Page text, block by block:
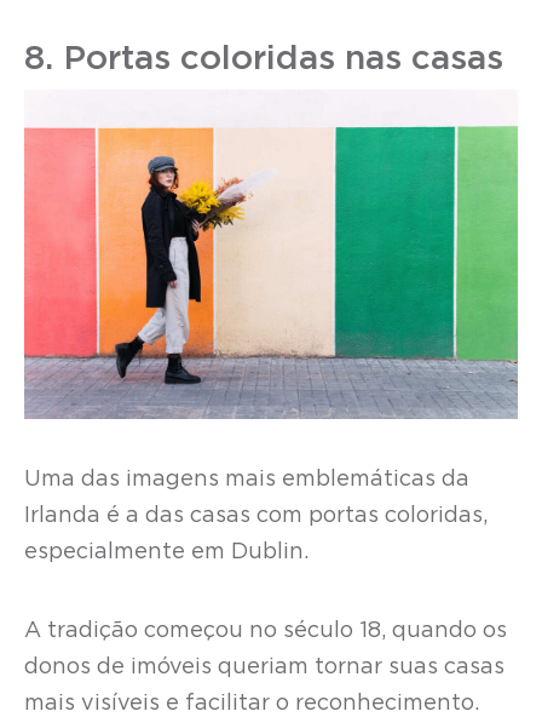
8. Portas coloridas nas casas
Uma das imagens mais emblemáticas da
Irlanda é a das casas com portas coloridas,
especialmente em Dublin.
A tradição começou no século 18, quando os
donos de imóveis queriam tornar suas casas
mais visíveis e facilitar o reconhecimento.